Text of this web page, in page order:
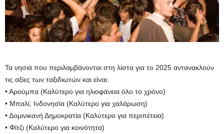
Τα νησιά που περιλαμβάνονται στη λίστα για το 2025 αντανακλούν
τις αξίες των ταξιδιωτών και είναι:
• Αρούμπα (Καλύτερο για ηλιοφάνεια όλο το χρόνο)
• Μπαλί, Ινδονησία (Καλύτερο για χαλάρωση)
• Δομινικανή Δημοκρατία (Καλύτερο για περιπέτεια)
• Φίτζι (Καλύτερο για κοινότητα)